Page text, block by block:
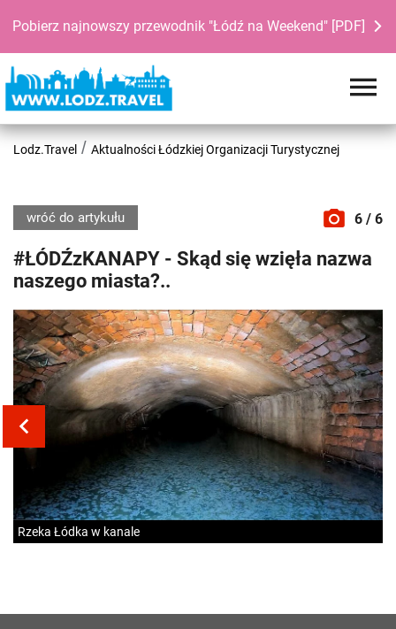
Pobierz najnowszy przewodnik "Łódź na Weekend" [PDF]
Lodz.Travel Aktualności Łódzkiej Organizacji Turystycznej
wróć do artykułu 6 / 6
#ŁÓDŹzKANAPY - Skąd się wzięła nazwa
naszego miasta?..
Rzeka Łódka w kanale